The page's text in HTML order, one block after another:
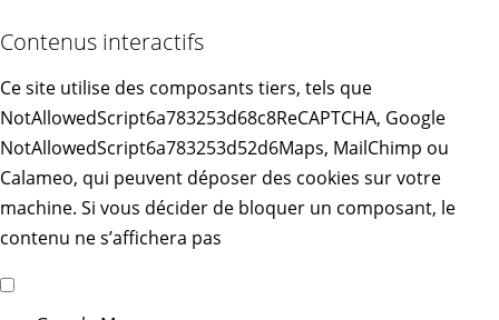
Contenus interactifs
Ce site utilise des composants tiers, tels que
NotAllowedScript6a783253d68c8ReCAPTCHA, Google
NotAllowedScript6a783253d52d6Maps, MailChimp ou
Calameo, qui peuvent déposer des cookies sur votre
machine. Si vous décider de bloquer un composant, le
contenu ne s’affichera pas